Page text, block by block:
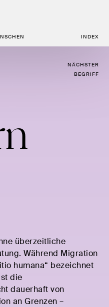
INDEX
NÄCHSTER
BEGRIFF
überzeitliche
Während Migration
humana“ bezeichnet
die
dauerhaft von
an Grenzen –